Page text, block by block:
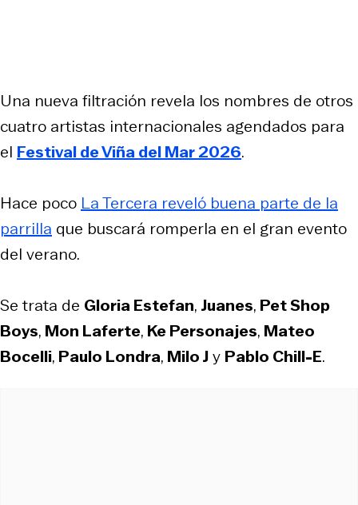
Una nueva filtración revela los nombres de otros
cuatro artistas internacionales agendados para
el Festival de Viña del Mar 2026.
Hace poco La Tercera reveló buena parte de la
parrilla que buscará romperla en el gran evento
del verano.
Se trata de Gloria Estefan, Juanes, Pet Shop
Boys, Mon Laferte, Ke Personajes, Mateo
Bocelli, Paulo Londra, Milo Jy Pablo Chill-E.